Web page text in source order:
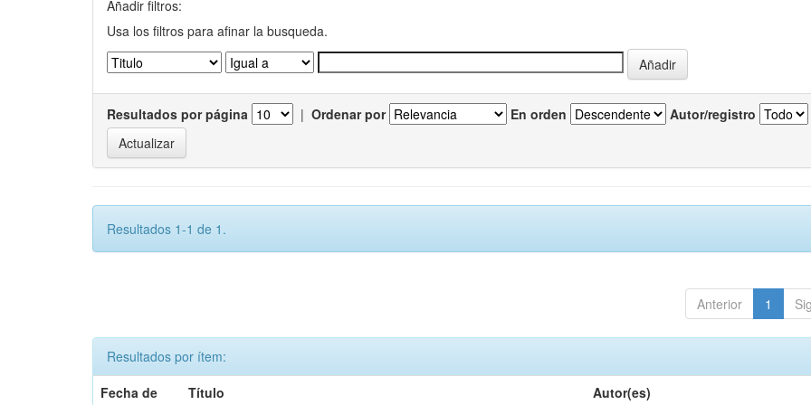
Añadir filtros:
Usa los filtros para afinar la busqueda.
Resultados por página | Ordenar por En orden Autor/registro
Resultados 1-1 de 1.
Anterior 1
Resultados por ítem:
Fecha de
Título Autor(es)